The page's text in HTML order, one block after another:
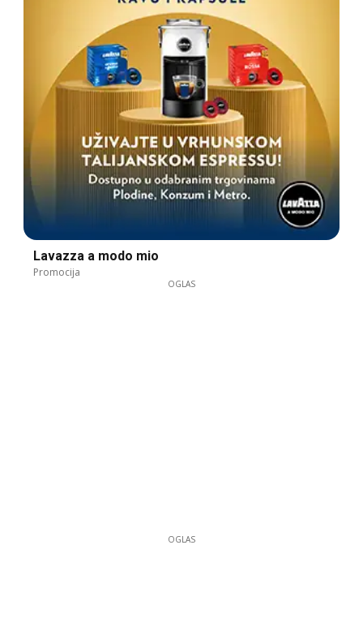
Lavazza a modo mio
Promocija
OGLAS
OGLAS